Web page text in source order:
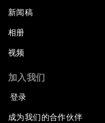
新闻稿
相册
视频
加入我们
登录
成为我们的合作伙伴